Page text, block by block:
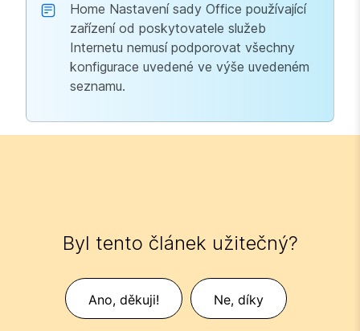
Home Nastavení sady Office používající
zařízení od poskytovatele služeb
Internetu nemusí podporovat všechny
konfigurace uvedené ve výše uvedeném
seznamu.
Byl tento článek užitečný?
Ano, děkuji! Ne, díky